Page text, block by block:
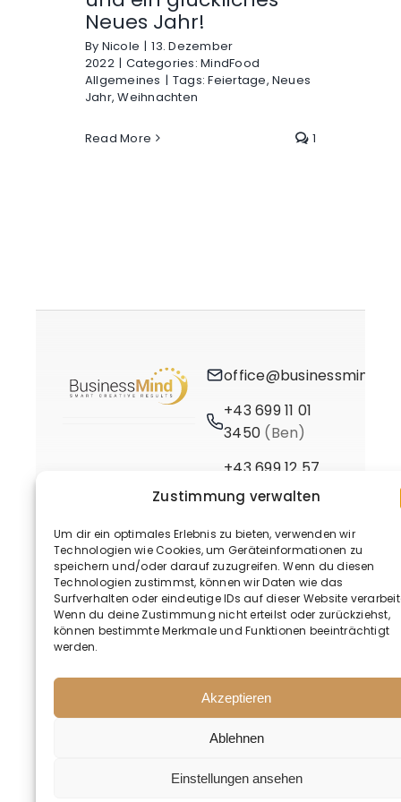
Zustimmung verwalten
Um dir ein optimales Erlebnis zu bieten, verwenden wir
Technologien wie Cookies, um Geräteinformationen zu
speichern und/oder darauf zuzugreifen. Wenn du diesen
Technologien zustimmst, können wir Daten wie das
Surfverhalten oder eindeutige IDs auf dieser Website
Wenn du deine Zustimmung nicht erteilst oder zurückziehst,
können bestimmte Merkmale und Funktionen beeinträchtigt
werden.
Akzeptieren
Ablehnen
Einstellungen ansehen
Neues Jahr!
By Nicole | 13. Dezember
2022 | Categories:MindFood
Allgemeines | Tags:Feiertage, Neues
Jahr,Weihnachten
Read More 1
office@businessmind.at
+43 699 11 01
3450 (Ben)
+43 699 12 57
3661(Birgit)
© 2020 - 2026 • BusinessMind